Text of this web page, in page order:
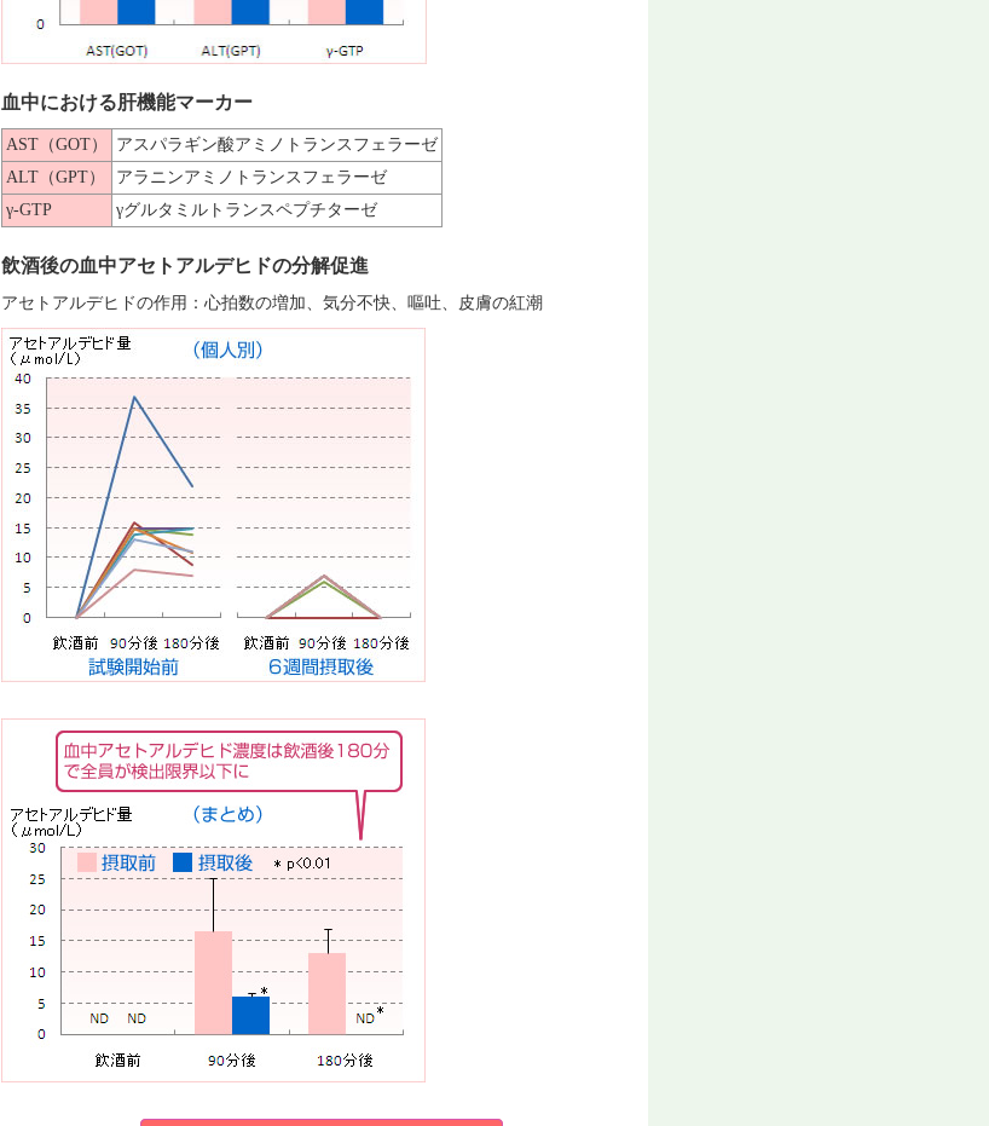
血中における肝機能マーカー
AST（GOT）
アスパラギン酸アミノトランスフェラーゼ
ALT（GPT）
アラニンアミノトランスフェラーゼ
γ-GTP
γグルタミルトランスペプチターゼ
飲酒後の血中アセトアルデヒドの分解促進
アセトアルデヒドの作用：心拍数の増加、気分不快、嘔吐、皮膚の紅潮